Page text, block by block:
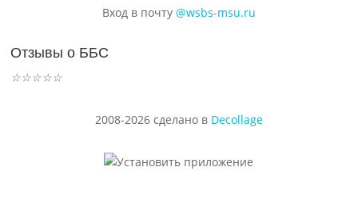
Вход в почту @wsbs-msu.ru
Отзывы о ББС
☆☆☆☆☆
2008-2026 сделано в Decollage